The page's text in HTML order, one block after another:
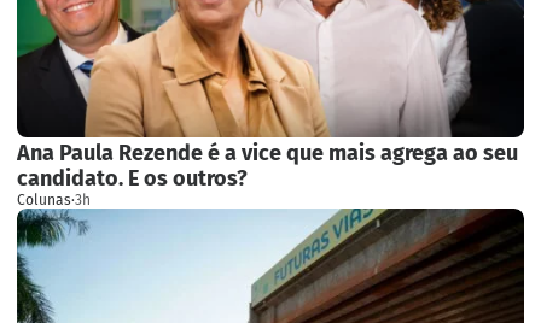
Ana Paula Rezende é a vice que mais agrega ao seu
candidato. E os outros?
Colunas·3h